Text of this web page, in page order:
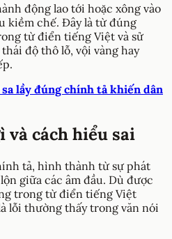
động lao tới hoặc xông vào
kiềm chế. Đây là từ đúng
từ điển tiếng Việt và sử
độ thô lỗ, vội vàng hay
sa lầy đúng chính tả khiến dân
và cách hiểu sai
tả, hình thành từ sự phát
giữa các âm đầu. Dù được
trong từ điển tiếng Việt
lỗi thường thấy trong văn nói